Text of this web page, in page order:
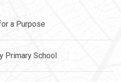
a Purpose
Primary School